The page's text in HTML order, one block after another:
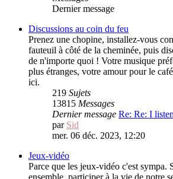
Dernier message
Discussions au coin du feu
Prenez une chopine, installez-vous
fauteuil à côté de la cheminée, puis
de n'importe quoi ! Votre musique
plus étranges, votre amour pour le
ici.
219 Sujets
13815 Messages
Dernier message Re: Re: I
par Sid
mer. 06 déc. 2023, 12:20
Jeux-vidéo
Parce que les jeux-vidéo c'est sympa.
ensemble, participer à la vie de notre